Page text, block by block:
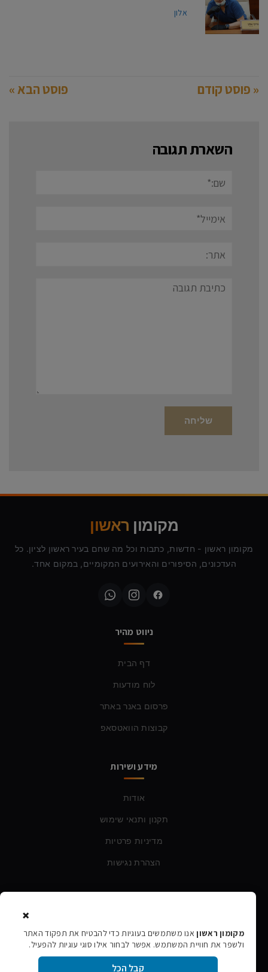
אלון
« פוסט קודם פוסט הבא »
השארת תגובה
תגובה
מקומון ראשון
מקומון ראשון - חדשות, כתבות וכל מה שחם בעיר ראשון לציון. כל
העדכונים, הסיפורים והאירועים המקומיים, במקום אחד.
ניווט מהיר
דף הבית
לוח מודעות
פרסום באנר באתר
קבוצות הוואטסאפ
מידע ושירות
אודות
תקנון ותנאי שימוש
מדיניות פרטיות
הצהרת נגישות
טלפון: 054-760-6388
×
מקומון ראשוןאנו משתמשים בעוגיות כדי להבטיח את תפקוד האתר
ולשפר את חוויית המשתמש. אפשר לבחור אילו סוגי עוגיות להפעיל.
קבל הכל